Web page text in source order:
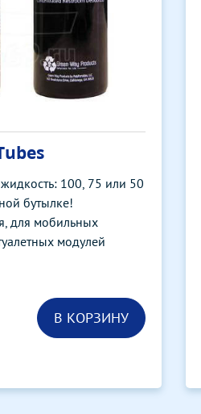
100, 75 или 50
бутылке!
для мобильных
модулей
В КОРЗИНУ